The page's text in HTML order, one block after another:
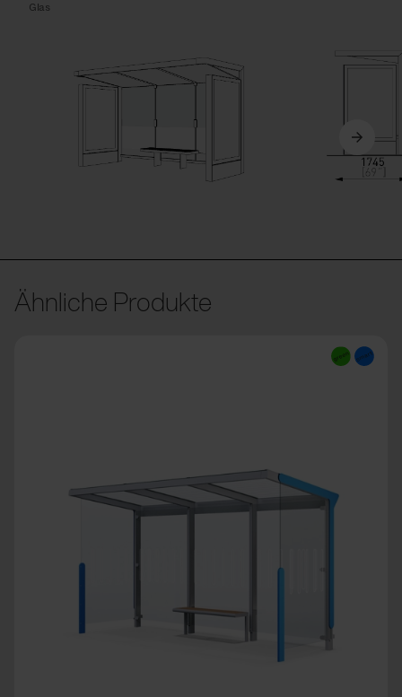
Ähnliche Produkte